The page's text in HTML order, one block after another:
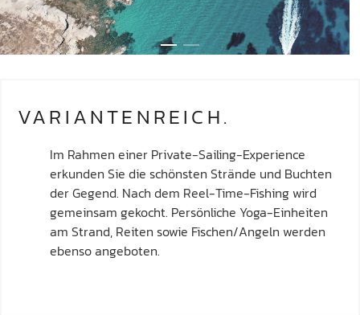
VARIANTENREICH.
Im Rahmen einer Private-Sailing-Experience
erkunden Sie die schönsten Strände und Buchten
der Gegend. Nach dem Reel-Time-Fishing wird
gemeinsam gekocht. Persönliche Yoga-Einheiten
am Strand, Reiten sowie Fischen/Angeln werden
ebenso angeboten.